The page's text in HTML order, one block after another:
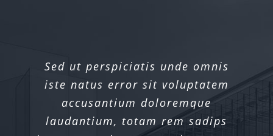
Sed ut perspiciatis unde omnis
iste natus error sit voluptatem
accusantium doloremque
laudantium, totam rem sadips